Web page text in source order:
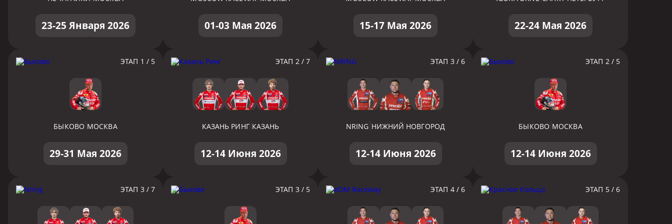
23-25 Января 2026 01-03 Мая 2026 15-17 Мая 2026 22-24 Мая 2026
ЭТАП 1 / 5
БЫКОВО МОСКВА
29-31 Мая 2026
ЭТАП 2 / 7
КАЗАНЬ РИНГ КАЗАНЬ
12-14 Июня 2026
ЭТАП 3 / 6
NRING НИЖНИЙ НОВГОРОД
12-14 Июня 2026
ЭТАП 2 / 5
БЫКОВО МОСКВА
12-14 Июня 2026
ЭТАП 3 / 7 ЭТАП 3 / 5 ЭТАП 4 / 6 ЭТАП 5 / 6